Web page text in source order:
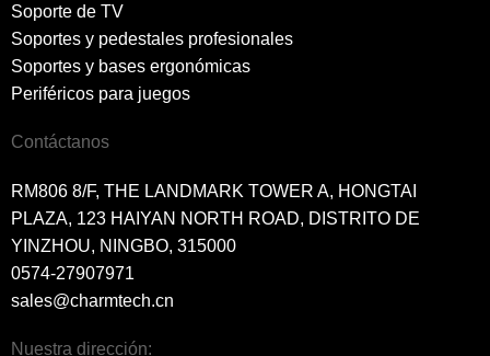
Soporte de TV
Soportes y pedestales profesionales
Soportes y bases ergonómicas
Periféricos para juegos
Contáctanos
RM806 8/F, THE LANDMARK TOWER A, HONGTAI
PLAZA, 123 HAIYAN NORTH ROAD, DISTRITO DE
YINZHOU, NINGBO, 315000
0574-27907971
sales@charmtech.cn
Nuestra dirección: